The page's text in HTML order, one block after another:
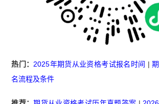
热门： 2025年期货从业资格考试报名时间 |
名流程及条件